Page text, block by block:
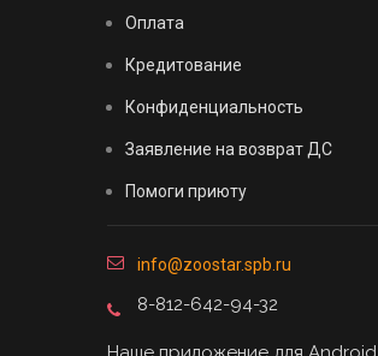
Оплата
Кредитование
Конфиденциальность
Заявление на возврат ДС
Помоги приюту
info@zoostar.spb.ru
8-812-642-94-32